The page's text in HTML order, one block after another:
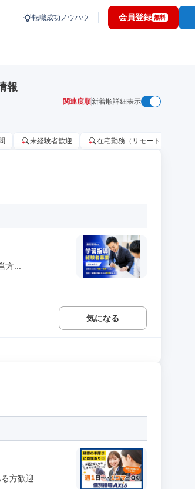
転職成功ノウハウ 会員登録 無料
報
関連度順新着順詳細表示
未経験者歓迎 在宅勤務（リモートワーク）OK
...
気になる
方歓迎 ...